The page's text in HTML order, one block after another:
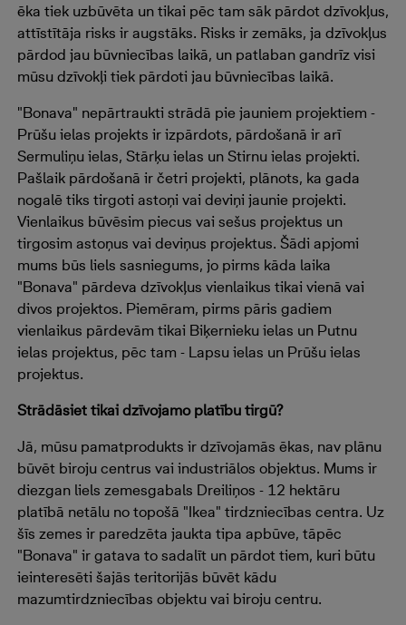
ēka tiek uzbūvēta un tikai pēc tam sāk pārdot dzīvokļus,
attīstītāja risks ir augstāks. Risks ir zemāks, ja dzīvokļus
pārdod jau būvniecības laikā, un patlaban gandrīz visi
mūsu dzīvokļi tiek pārdoti jau būvniecības laikā.
"Bonava" nepārtraukti strādā pie jauniem projektiem -
Prūšu ielas projekts ir izpārdots, pārdošanā ir arī
Sermuliņu ielas, Stārķu ielas un Stirnu ielas projekti.
Pašlaik pārdošanā ir četri projekti, plānots, ka gada
nogalē tiks tirgoti astoņi vai deviņi jaunie projekti.
Vienlaikus būvēsim piecus vai sešus projektus un
tirgosim astoņus vai deviņus projektus. Šādi apjomi
mums būs liels sasniegums, jo pirms kāda laika
"Bonava" pārdeva dzīvokļus vienlaikus tikai vienā vai
divos projektos. Piemēram, pirms pāris gadiem
vienlaikus pārdevām tikai Biķernieku ielas un Putnu
ielas projektus, pēc tam - Lapsu ielas un Prūšu ielas
projektus.
Strādāsiet tikai dzīvojamo platību tirgū?
Jā, mūsu pamatprodukts ir dzīvojamās ēkas, nav plānu
būvēt biroju centrus vai industriālos objektus. Mums ir
diezgan liels zemesgabals Dreiliņos - 12 hektāru
platībā netālu no topošā "Ikea" tirdzniecības centra. Uz
šīs zemes ir paredzēta jaukta tipa apbūve, tāpēc
"Bonava" ir gatava to sadalīt un pārdot tiem, kuri būtu
ieinteresēti šajās teritorijās būvēt kādu
mazumtirdzniecības objektu vai biroju centru.